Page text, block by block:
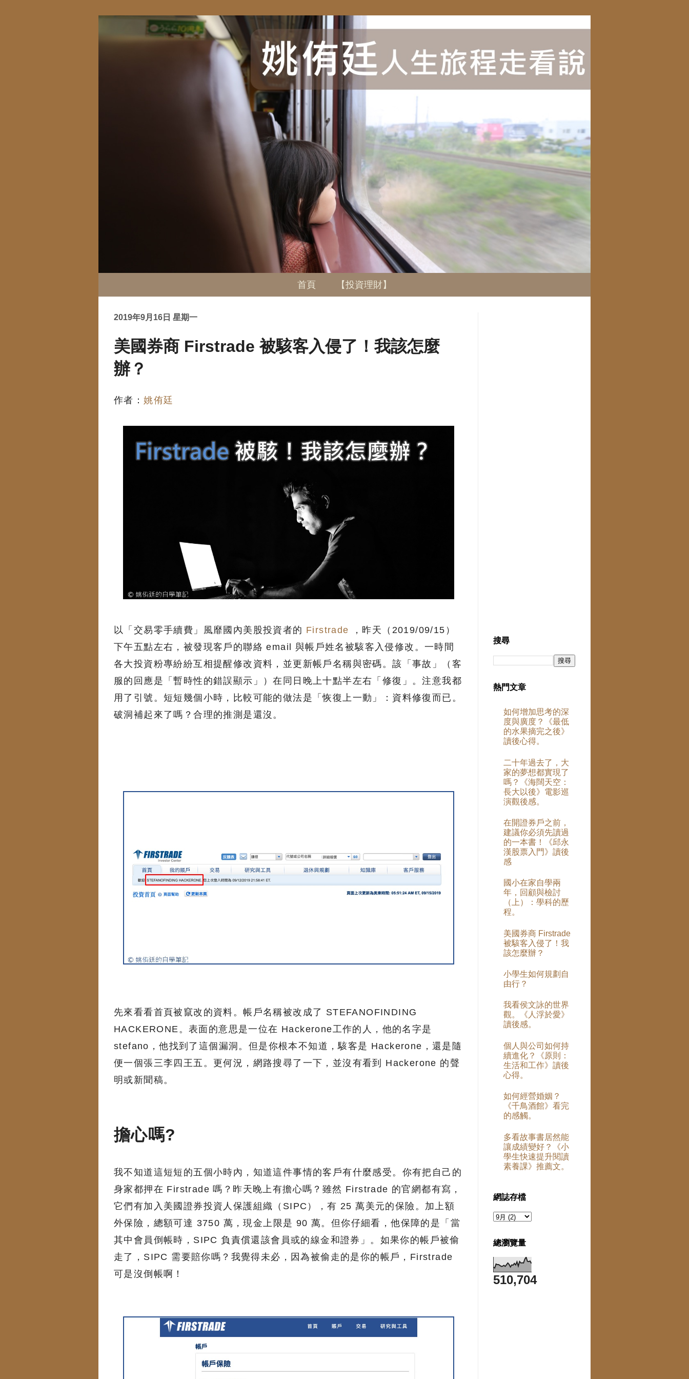
首頁 【投資理財】
2019年9月16日 星期一
美國券商 Firstrade 被駭客入侵了！我該怎麼
辦？
作者：姚侑廷
以「交易零手續費」風靡國內美股投資者的 Firstrade ，昨天（2019/09/15）
下午五點左右，被發現客戶的聯絡 email 與帳戶姓名被駭客入侵修改。一時間
各大投資粉專紛紛互相提醒修改資料，並更新帳戶名稱與密碼。該「事故」（客
服的回應是「暫時性的錯誤顯示」）在同日晚上十點半左右「修復」。注意我都
用了引號。短短幾個小時，比較可能的做法是「恢復上一動」：資料修復而已。
破洞補起來了嗎？合理的推測是還沒。
先來看看首頁被竄改的資料。帳戶名稱被改成了 STEFANOFINDING
HACKERONE。表面的意思是一位在 Hackerone工作的人，他的名字是
stefano，他找到了這個漏洞。但是你根本不知道，駭客是 Hackerone，還是隨
便一個張三李四王五。更何況，網路搜尋了一下，並沒有看到 Hackerone 的聲
明或新聞稿。
擔心嗎?
我不知道這短短的五個小時內，知道這件事情的客戶有什麼感受。你有把自己的
身家都押在 Firstrade 嗎？昨天晚上有擔心嗎？雖然 Firstrade 的官網都有寫，
它們有加入美國證券投資人保護組織（SIPC），有 25 萬美元的保險。加上額
外保險，總額可達 3750 萬，現金上限是 90 萬。但你仔細看，他保障的是「當
其中會員倒帳時，SIPC 負責償還該會員或的線金和證券」。如果你的帳戶被偷
走了，SIPC 需要賠你嗎？我覺得未必，因為被偷走的是你的帳戶，Firstrade
可是沒倒帳啊！
搜尋
熱門文章
如何增加思考的深
度與廣度？《最低
的水果摘完之後》
讀後心得。
二十年過去了，大
家的夢想都實現了
嗎？《海闊天空：
長大以後》電影巡
演觀後感。
在開證券戶之前，
建議你必須先讀過
的一本書！《邱永
漢股票入門》讀後
感
國小在家自學兩
年，回顧與檢討
（上）：學科的歷
程。
美國券商 Firstrade
被駭客入侵了！我
該怎麼辦？
小學生如何規劃自
由行？
我看侯文詠的世界
觀。《人浮於愛》
讀後感。
個人與公司如何持
續進化？《原則：
生活和工作》讀後
心得。
如何經營婚姻？
《千鳥酒館》看完
的感觸。
多看故事書居然能
讓成績變好？《小
學生快速提升閱讀
素養課》推薦文。
網誌存檔
總瀏覽量
510,704